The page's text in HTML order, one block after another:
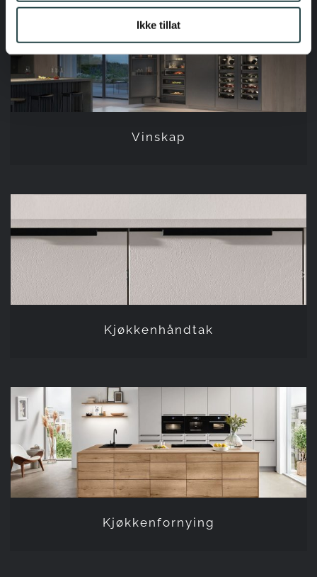
Ikke tillat
Vinskap
Vinskap
Kjøkkenhåndtak
Kjøkkenhåndtak
Kjøkkenfornying
Kjøkkenfornying